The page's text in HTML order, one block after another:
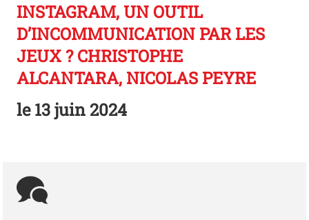
INSTAGRAM, UN OUTIL
D’INCOMMUNICATION PAR LES
JEUX ? CHRISTOPHE
ALCANTARA, NICOLAS PEYRE
le13 juin 2024